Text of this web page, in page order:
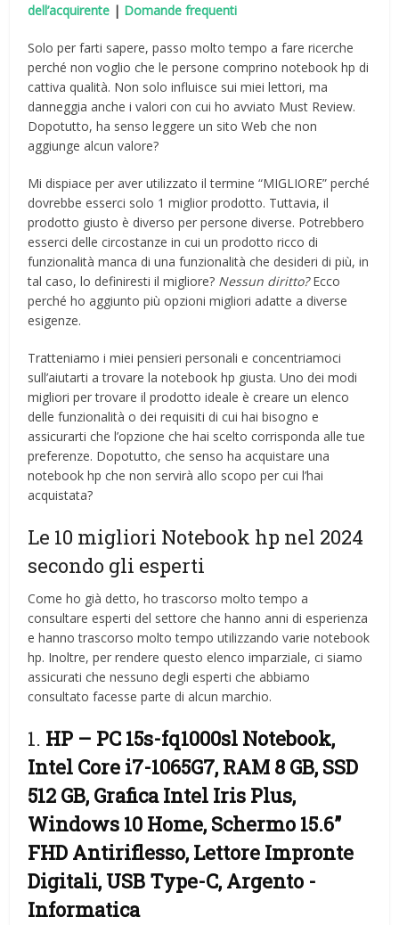
dell’acquirente | Domande frequenti
Solo per farti sapere, passo molto tempo a fare ricerche
perché non voglio che le persone comprino notebook hp di
cattiva qualità. Non solo influisce sui miei lettori, ma
danneggia anche i valori con cui ho avviato Must Review.
Dopotutto, ha senso leggere un sito Web che non
aggiunge alcun valore?
Mi dispiace per aver utilizzato il termine “MIGLIORE” perché
dovrebbe esserci solo 1 miglior prodotto. Tuttavia, il
prodotto giusto è diverso per persone diverse. Potrebbero
esserci delle circostanze in cui un prodotto ricco di
funzionalità manca di una funzionalità che desideri di più, in
tal caso, lo definiresti il ​​migliore? Nessun diritto?Ecco
perché ho aggiunto più opzioni migliori adatte a diverse
esigenze.
Tratteniamo i miei pensieri personali e concentriamoci
sull’aiutarti a trovare la notebook hp giusta. Uno dei modi
migliori per trovare il prodotto ideale è creare un elenco
delle funzionalità o dei requisiti di cui hai bisogno e
assicurarti che l’opzione che hai scelto corrisponda alle tue
preferenze. Dopotutto, che senso ha acquistare una
notebook hp che non servirà allo scopo per cui l’hai
acquistata?
Le 10 migliori Notebook hp nel 2024
secondo gli esperti
Come ho già detto, ho trascorso molto tempo a
consultare esperti del settore che hanno anni di esperienza
e hanno trascorso molto tempo utilizzando varie notebook
hp. Inoltre, per rendere questo elenco imparziale, ci siamo
assicurati che nessuno degli esperti che abbiamo
consultato facesse parte di alcun marchio.
1. HP – PC 15s-fq1000sl Notebook,
Intel Core i7-1065G7, RAM 8 GB, SSD
512 GB, Grafica Intel Iris Plus,
Windows 10 Home, Schermo 15.6”
FHD Antiriflesso, Lettore Impronte
Digitali, USB Type-C, Argento -
Informatica